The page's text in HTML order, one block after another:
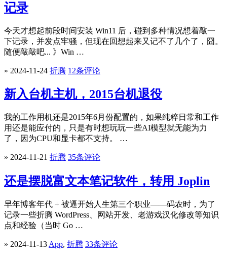
记录
今天才想起前段时间安装 Win11 后，碰到多种情况想着敲一
下记录，并发点牢骚，但现在回想起来又记不了几个了，囧。
随便敲敲吧... 》Win …
» 2024-11-24 折腾 12条评论
新入台机主机，2015台机退役
我的工作用机还是2015年6月份配置的，如果纯粹日常和工作
用还是能应付的，只是有时想玩玩一些AI模型就无能为力
了，因为CPU和显卡都不支持。 …
» 2024-11-21 折腾 35条评论
还是摆脱富文本笔记软件，转用 Joplin
早年博客年代 + 被逼开始人生第三个职业——码农时，为了
记录一些折腾 WordPress、网站开发、老游戏汉化修改等知识
点和经验（当时 Go …
» 2024-11-13 App, 折腾 33条评论